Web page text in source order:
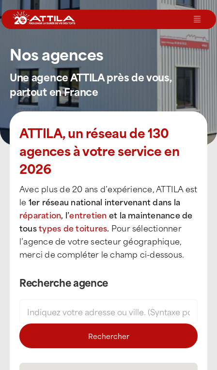
au
contenu
Le groupe
Nos services
Nos agences
Votre toit
Devenir Franchisé
Nos agences
Une agence ATTILA près de vous,
partout en France
ATTILA, un réseau de 130
agences à votre service en
2026
Avec plus de 20 ans d’expérience, ATTILA est
le 1er réseau national intervenant dans la
réparation, l’entretien et la maintenance de
toustypes de toitures. Pour sélectionner
l’agence de votre secteur géographique,
merci de compléter le champ ci-dessous.
Recherche agence
Rechercher